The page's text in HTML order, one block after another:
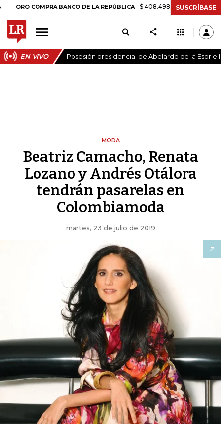
COMPRA BANCO DE LA REPÚBLICA $ 408.498,97 +$ 8.753,81 +2,19%
SUSCRÍBASE
EN VIVO Posesión presidencial de Abelardo de la
MODA
Beatriz Camacho, Renata
Lozano y Andrés Otálora
tendrán pasarelas en
Colombiamoda
martes, 23 de julio de 2019